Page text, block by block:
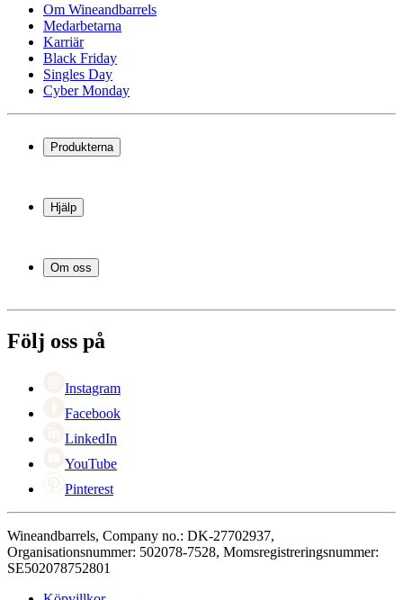
Om Wineandbarrels
Medarbetarna
Karriär
Black Friday
Singles Day
Cyber Monday
Produkterna
Vinställ
Vinmöbler
Hjälp
Leverans
Service
Retur
Om oss
Karriär
Black Friday
Cyber Monday
Följ oss på
Instagram
Facebook
LinkedIn
YouTube
Pinterest
Wineandbarrels, Company no.: DK-27702937,
Organisationsnummer: 502078-7528, Momsregistreringsnummer:
SE502078752801